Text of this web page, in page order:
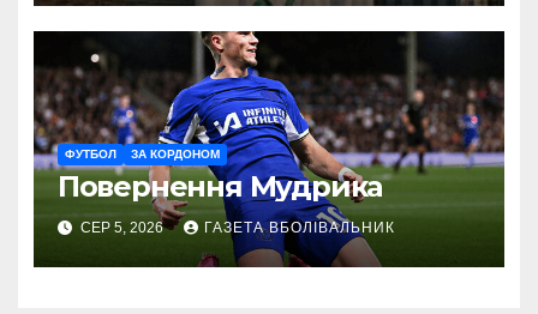
ФУТБОЛ ЗА КОРДОНОМ
Повернення Мудрика
СЕР 5, 2026 ГАЗЕТА ВБОЛІВАЛЬНИК